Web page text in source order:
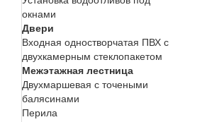
окнами
Двери
Входная одностворчатая ПВХ с
двухкамерным стеклопакетом
Межэтажная лестница
Двухмаршевая с точеными
балясинами
Перила